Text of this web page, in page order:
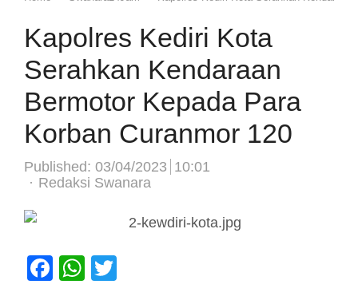
Kapolres Kediri Kota
Serahkan Kendaraan
Bermotor Kepada Para
Korban Curanmor 120
Published: 03/04/2023 10:01
Author
Redaksi Swanara
Facebook
WhatsApp